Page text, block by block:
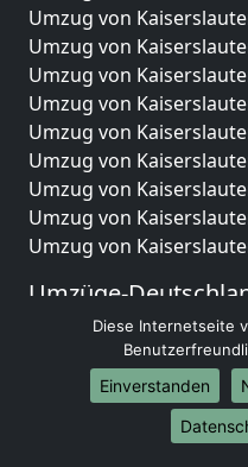
Umzug von
Umzug von
Umzug von
Umzug von
Umzug von
Umzug von
Umzug von
Umzug von
Umzug von
Umzüge-
Umzug von
Umzug von
Umzug von
Umzug von
Umzug von
Diese Internetseite
Einverstanden